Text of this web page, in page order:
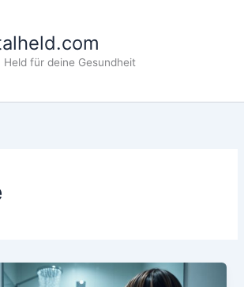
Held für deine Gesundheit